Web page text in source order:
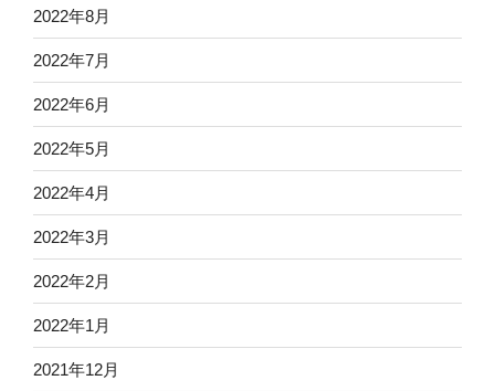
2022年8月
2022年7月
2022年6月
2022年5月
2022年4月
2022年3月
2022年2月
2022年1月
2021年12月